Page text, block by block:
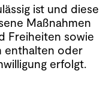
ist und diese
Maßnahmen
Freiheiten sowie
enthalten oder
erfolgt.